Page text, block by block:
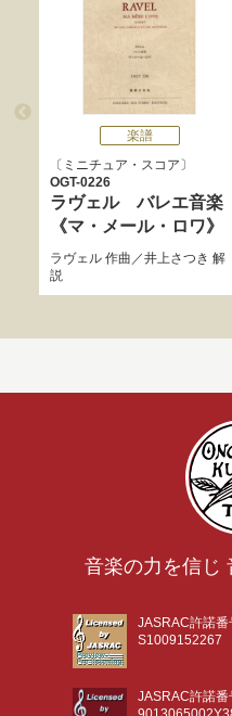
楽譜
ミニチュア・スコア
OGT-0226
ラヴェル バレエ音楽
《マ・メール・ロワ》
ラヴェル作曲／井上さつき 解
説
音楽の力を信じ
JASRAC許諾番
S1009152267
JASRAC許諾番